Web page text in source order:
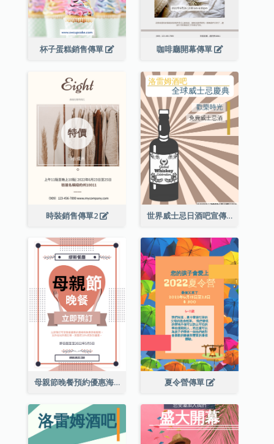
杯子蛋糕銷售傳單 咖啡廳開幕傳單
時裝銷售傳單2 世界威士忌日酒吧宣傳傳單
母親節晚餐預約優惠海報 夏令營傳單